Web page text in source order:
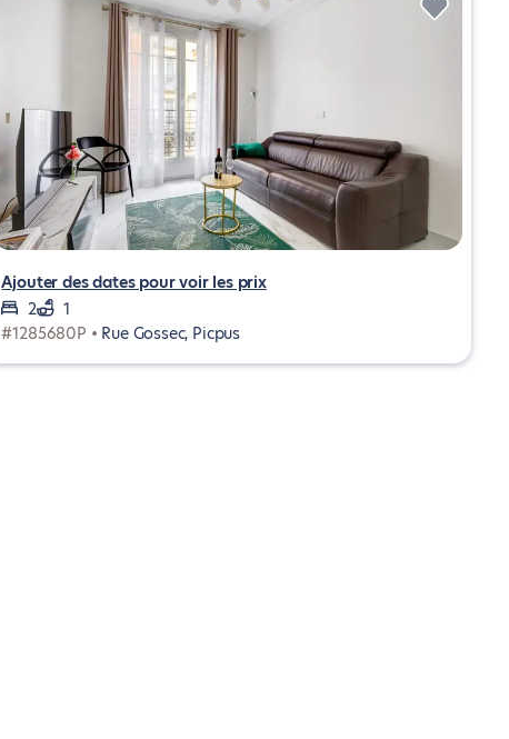
Ajouter des dates pour voir les prix
2
1
#1285680P • Rue Gossec, Picpus